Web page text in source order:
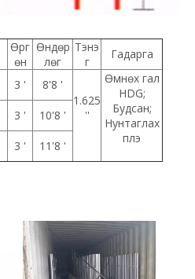
Өрг
өн
Өндөр
лөг
Тэнэ
г
Гадарга
3 '
8'8 '
1.625
''
Өмнөх гал
HDG;
Будсан;
Нунтаглах
плэ
3 '
10'8 '
3 ' 11'8 '